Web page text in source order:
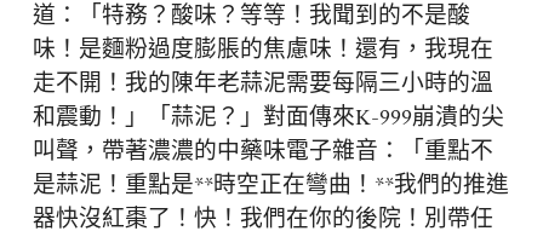
道：「特務？酸味？等等！我聞到的不是酸
味！是麵粉過度膨脹的焦慮味！還有，我現在
走不開！我的陳年老蒜泥需要每隔三小時的溫
和震動！」「蒜泥？」對面傳來K-999崩潰的尖
叫聲，帶著濃濃的中藥味電子雜音：「重點不
是蒜泥！重點是**時空正在彎曲！**我們的推進
器快沒紅棗了！快！我們在你的後院！別帶任